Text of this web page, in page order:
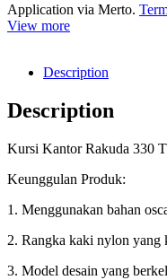
Application via Merto.
View more
Description
Description
Kursi Kantor Rakuda 330
Keunggulan Produk:
1. Menggunakan bahan
2. Rangka kaki nylon yang
3. Model desain yang